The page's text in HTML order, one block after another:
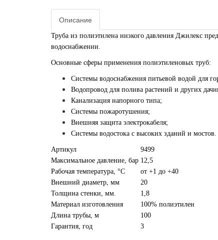
Описание
Труба из полиэтилена низкого давления Джилекс
водоснабжении.
Основные сферы применения полиэтиленовых труб:
Системы водоснабжения питьевой водой для
Водопровод для полива растений и других
Канализация напорного типа;
Системы пожаротушения;
Внешняя защита электрокабеля;
Системы водостока с высоких зданий и мостов.
Артикул
9499
Максимальное давление, бар 12,5
Рабочая температура, °С
от +1 до +40
Внешний диаметр, мм
20
Толщина стенки, мм.
1,8
Материал изготовления
100% полиэтилен
Длина трубы, м
100
Гарантия, год
3